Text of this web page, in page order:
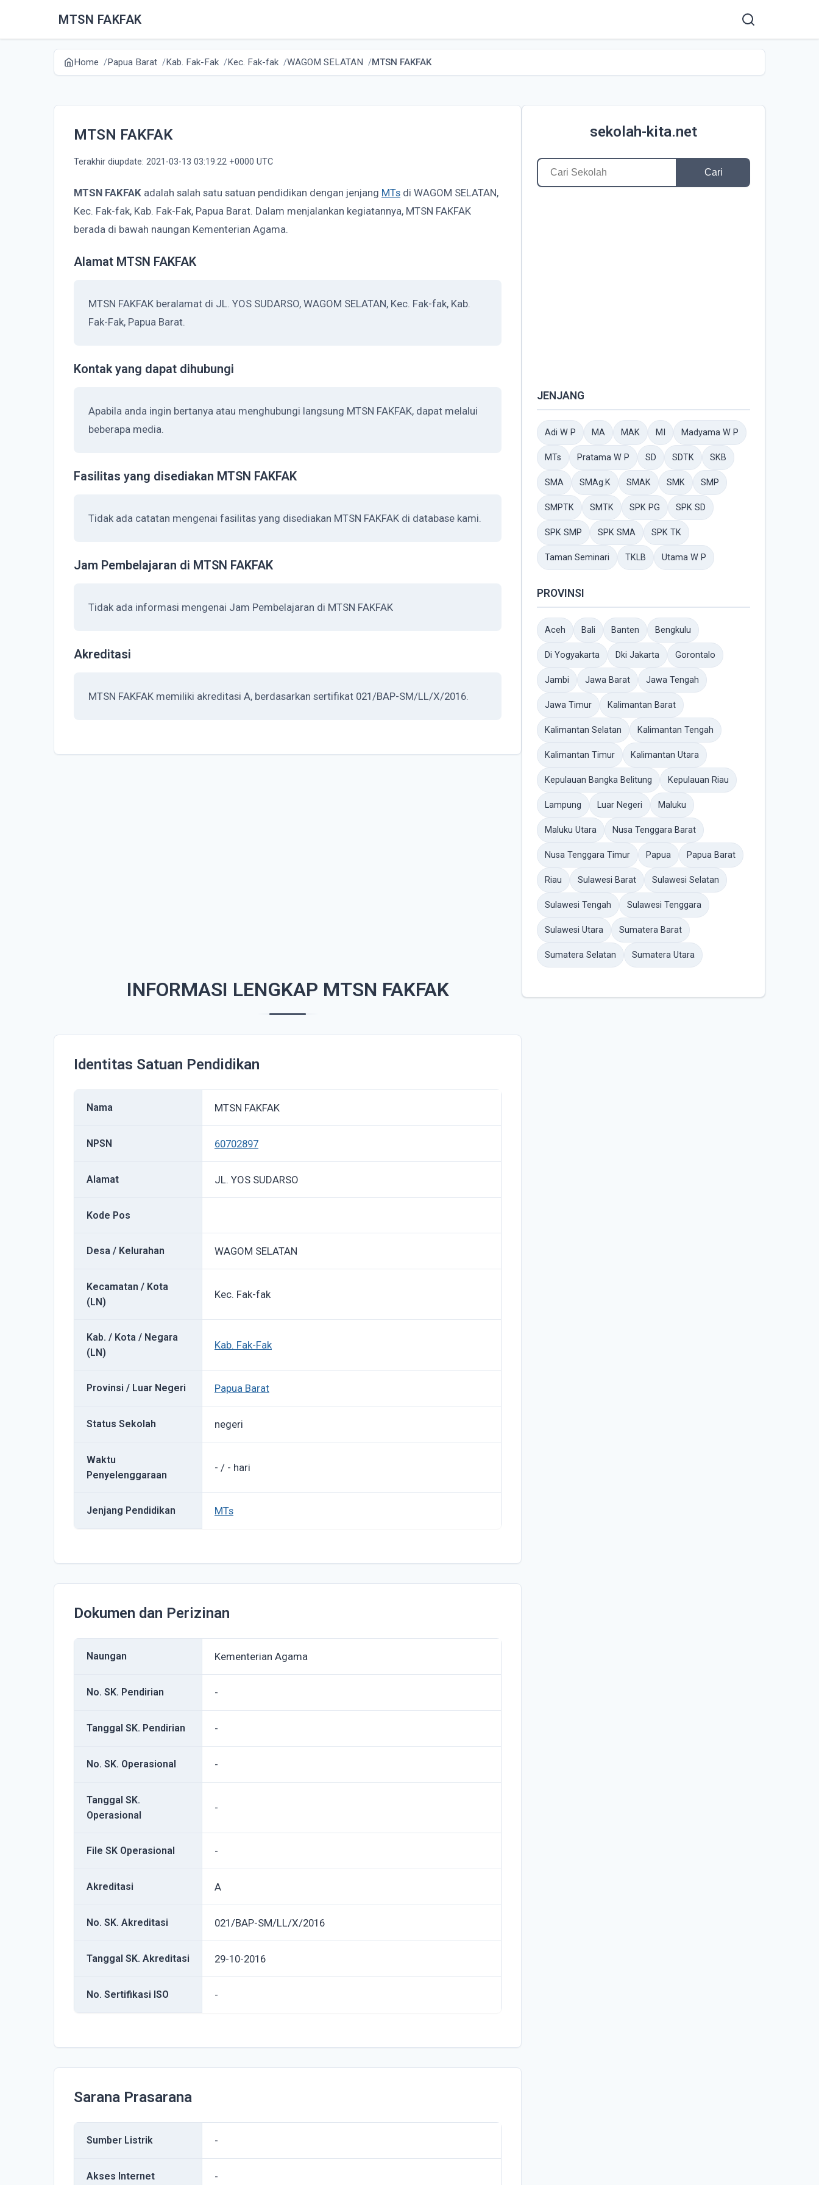
MTSN FAKFAK
Home Papua Barat Kab. Fak-Fak Kec. Fak-fak WAGOM SELATAN MTSN FAKFAK
MTSN FAKFAK
Terakhir diupdate: 2021-03-13 03:19:22 +0000 UTC
MTSN FAKFAK adalah salah satu satuan pendidikan dengan jenjang MTs di WAGOM SELATAN,
Kec. Fak-fak, Kab. Fak-Fak, Papua Barat. Dalam menjalankan kegiatannya, MTSN FAKFAK
berada di bawah naungan Kementerian Agama.
Alamat MTSN FAKFAK
MTSN FAKFAK beralamat di JL. YOS SUDARSO, WAGOM SELATAN, Kec. Fak-fak, Kab.
Fak-Fak, Papua Barat.
Kontak yang dapat dihubungi
Apabila anda ingin bertanya atau menghubungi langsung MTSN FAKFAK, dapat melalui
beberapa media.
Fasilitas yang disediakan MTSN FAKFAK
Tidak ada catatan mengenai fasilitas yang disediakan MTSN FAKFAK di database kami.
Jam Pembelajaran di MTSN FAKFAK
Tidak ada informasi mengenai Jam Pembelajaran di MTSN FAKFAK
Akreditasi
MTSN FAKFAK memiliki akreditasi A, berdasarkan sertifikat 021/BAP-SM/LL/X/2016.
INFORMASI LENGKAP MTSN FAKFAK
Identitas Satuan Pendidikan
Nama MTSN FAKFAK
NPSN 60702897
Alamat JL. YOS SUDARSO
Kode Pos
Desa / Kelurahan WAGOM SELATAN
Kecamatan / Kota
(LN)
Kec. Fak-fak
Kab. / Kota / Negara
(LN)
Kab. Fak-Fak
Provinsi / Luar Negeri Papua Barat
Status Sekolah negeri
Waktu
Penyelenggaraan
- / - hari
Jenjang Pendidikan MTs
Dokumen dan Perizinan
Naungan Kementerian Agama
No. SK. Pendirian -
Tanggal SK. Pendirian -
No. SK. Operasional -
Tanggal SK.
Operasional
-
File SK Operasional -
Akreditasi A
No. SK. Akreditasi 021/BAP-SM/LL/X/2016
Tanggal SK. Akreditasi 29-10-2016
No. Sertifikasi ISO -
Sarana Prasarana
Sumber Listrik -
Akses Internet -
sekolah-kita.net
Cari
JENJANG
Adi W P MA MAK MI Madyama W P
MTs Pratama W P SD SDTK SKB
SMA SMAg.K SMAK SMK SMP
SMPTK SMTK SPK PG SPK SD
SPK SMP SPK SMA SPK TK
Taman Seminari TKLB Utama W P
PROVINSI
Aceh Bali Banten Bengkulu
Di Yogyakarta Dki Jakarta Gorontalo
Jambi Jawa Barat Jawa Tengah
Jawa Timur Kalimantan Barat
Kalimantan Selatan Kalimantan Tengah
Kalimantan Timur Kalimantan Utara
Kepulauan Bangka Belitung Kepulauan Riau
Lampung Luar Negeri Maluku
Maluku Utara Nusa Tenggara Barat
Nusa Tenggara Timur Papua Papua Barat
Riau Sulawesi Barat Sulawesi Selatan
Sulawesi Tengah Sulawesi Tenggara
Sulawesi Utara Sumatera Barat
Sumatera Selatan Sumatera Utara